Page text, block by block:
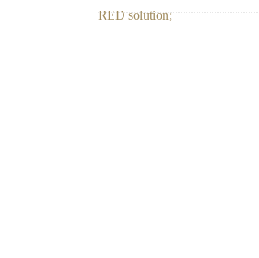
RED solution